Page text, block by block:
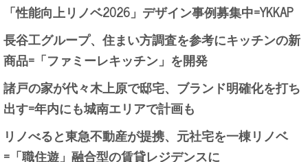
「性能向上リノベ2026」デザイン事例募集中=YKKAP
長谷工グループ、住まい方調査を参考にキッチンの新
商品=「ファミーレキッチン」を開発
諸戸の家が代々木上原で邸宅、ブランド明確化を打ち
出す=年内にも城南エリアで計画も
リノべると東急不動産が提携、元社宅を一棟リノベ
=「職住遊」融合型の賃貸レジデンスに